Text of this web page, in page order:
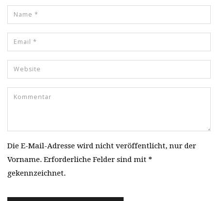
Die E-Mail-Adresse wird nicht veröffentlicht, nur der
Vorname. Erforderliche Felder sind mit *
gekennzeichnet.